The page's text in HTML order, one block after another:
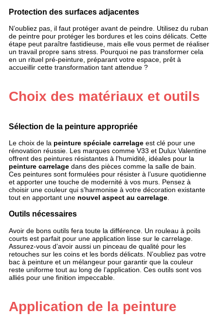
Protection des surfaces adjacentes
N’oubliez pas, il faut protéger avant de peindre. Utilisez du ruban
de peintre pour protéger les bordures et les coins délicats. Cette
étape peut paraître fastidieuse, mais elle vous permet de réaliser
un travail propre sans stress. Pourquoi ne pas transformer cela
en un rituel pré-peinture, préparant votre espace, prêt à
accueillir cette transformation tant attendue ?
Choix des matériaux et outils
Sélection de la peinture appropriée
Le choix de la peinture spéciale carrelage est clé pour une
rénovation réussie. Les marques comme V33 et Dulux Valentine
offrent des peintures résistantes à l’humidité, idéales pour la
peinture carrelage dans des pièces comme la salle de bain.
Ces peintures sont formulées pour résister à l’usure quotidienne
et apporter une touche de modernité à vos murs. Pensez à
choisir une couleur qui s’harmonise à votre décoration existante
tout en apportant une nouvel aspect au carrelage
Outils nécessaires
Avoir de bons outils fera toute la différence. Un rouleau à poils
courts est parfait pour une application lisse sur le carrelage.
Assurez-vous d’avoir aussi un pinceau de qualité pour les
retouches sur les coins et les bords délicats. N’oubliez pas votre
bac à peinture et un mélangeur pour garantir que la couleur
reste uniforme tout au long de l’application. Ces outils sont vos
alliés pour une finition impeccable.
Application de la peinture